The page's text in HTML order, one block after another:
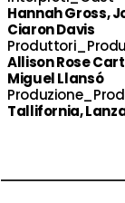
Hannah Gross,
Ciaron Davis
Allison Rose
Miguel Llansó
Tallifornia,